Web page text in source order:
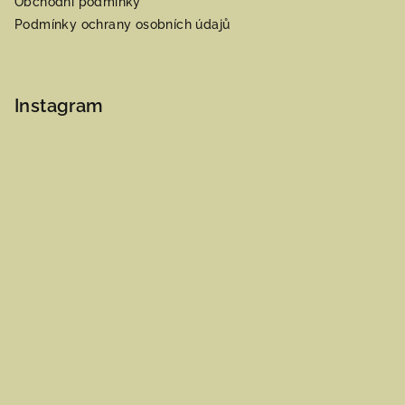
Podmínky ochrany osobních údajů
Instagram